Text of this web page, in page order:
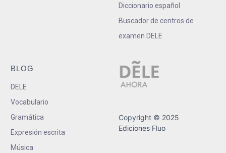
Diccionario español
Buscador de centros de
examen DELE
BLOG
DELE
Vocabulario
Gramática
Expresión escrita
Música
Copyright © 2025
Ediciones Fluo